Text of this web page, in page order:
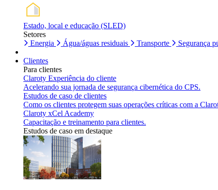
Estado, local e educação (SLED)
Setores
Energia
Água/águas residuais Transporte Segurança
Clientes
Para clientes
Claroty Experiência do cliente
Acelerando sua jornada de segurança cibernética do CPS.
Estudos de caso de clientes
Como os clientes protegem suas operações críticas com a
Claroty xCel Academy
Capacitação e treinamento para clientes.
Estudos de caso em destaque